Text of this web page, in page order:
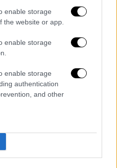
enable storage
the website or app.
enable storage
enable storage
authentication
and other